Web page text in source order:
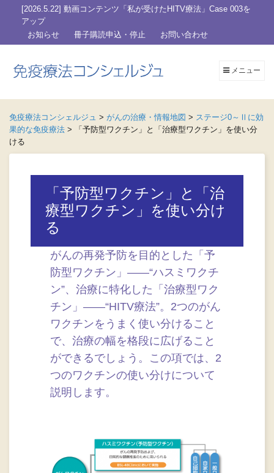
[2026.5.22] 動画コンテンツ「私が受けたHITV療法」Case 003を
アップ
お知らせ
冊子購読申込・停止 お問い合わせ
メニュー
免疫療法コンシェルジュ > がんの治療・情報地図 > ステージ0～Ⅱに効
果的な免疫療法 >
「予防型ワクチン」と「治療型ワクチン」を使い分
ける
「予防型ワクチン」と「治
療型ワクチン」を使い分け
る
がんの再発予防を目的とした「予
防型ワクチン」――“ハスミワクチ
ン”、治療に特化した「治療型ワク
チン」――“HITV療法”。2つのがん
ワクチンをうまく使い分けること
で、治療の幅を格段に広げること
ができるでしょう。この項では、2
つのワクチンの使い分けについて
説明します。